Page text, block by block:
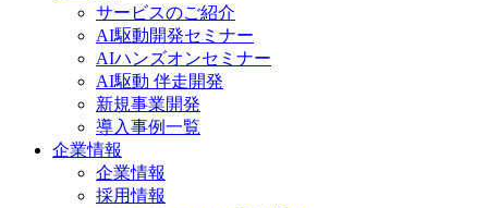
サービスのご紹介
AI駆動開発セミナー
AIハンズオンセミナー
AI駆動 伴走開発
新規事業開発
導入事例一覧
企業情報
企業情報
採用情報